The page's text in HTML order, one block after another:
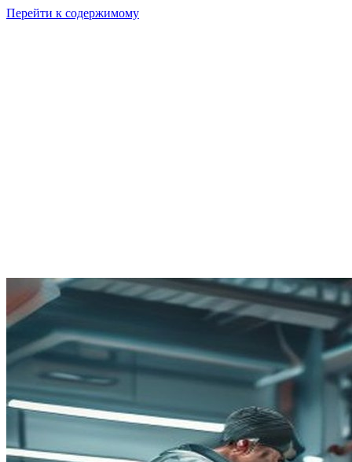
Перейти к содержимому